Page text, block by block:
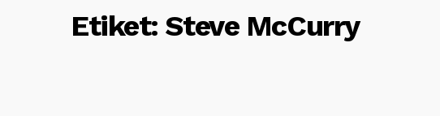
Etiket: Steve McCurry